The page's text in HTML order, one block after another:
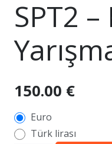
SPT2
150.00 €
Euro
Türk lirası